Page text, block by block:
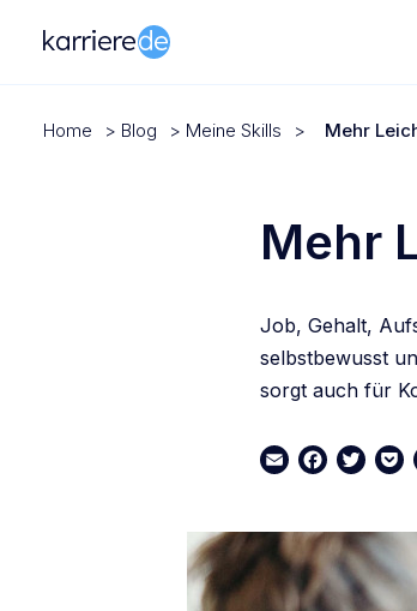
Home > Blog > Meine Skills > Mehr
Mehr
Job, Gehalt,
selbstbewusst
sorgt auch für
EmailFacebook
Twitter